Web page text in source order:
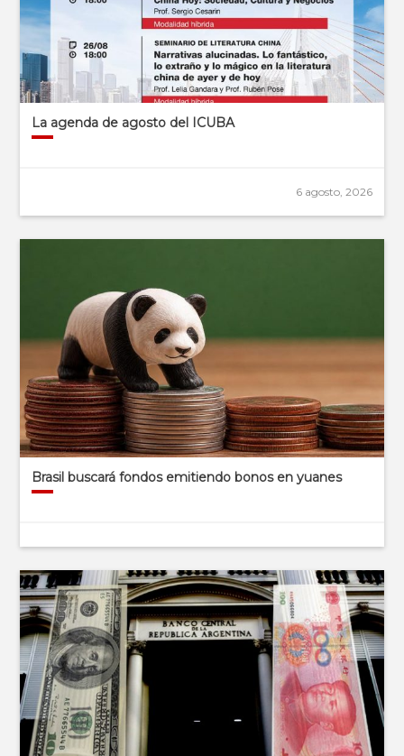
La agenda de agosto del ICUBA
6 agosto, 2026
Brasil buscará fondos emitiendo bonos en yuanes